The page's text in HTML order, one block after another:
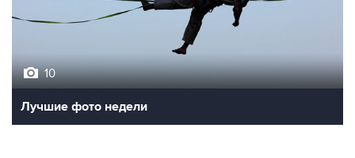
10
Лучшие фото недели